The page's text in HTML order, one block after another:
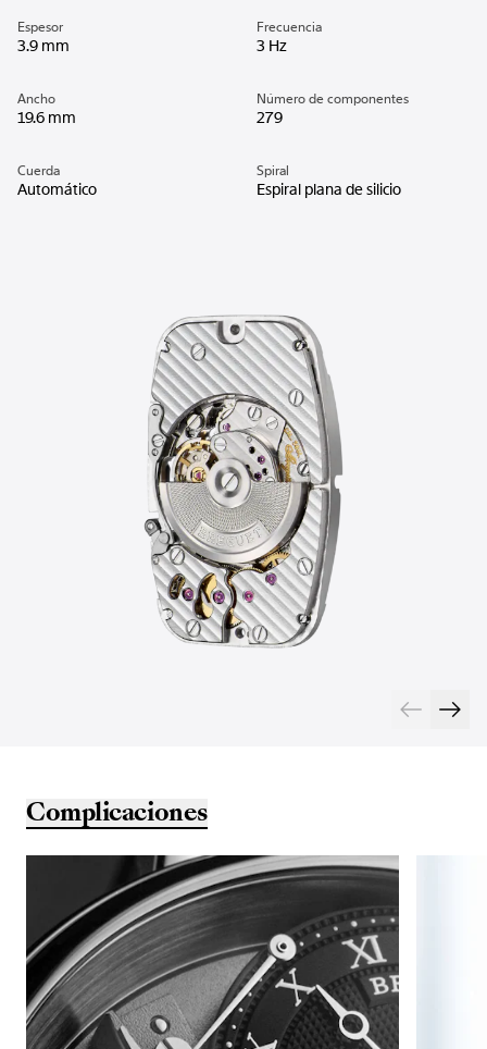
Espesor
3.9 mm
Frecuencia
3 Hz
Ancho
19.6 mm
Número de componentes
279
Cuerda
Automático
Spiral
Espiral plana de silicio
Complicaciones